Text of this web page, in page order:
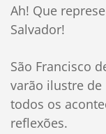
Ah! Que
Salvador!
São Francisco
varão ilustre de
todos os
reflexões.